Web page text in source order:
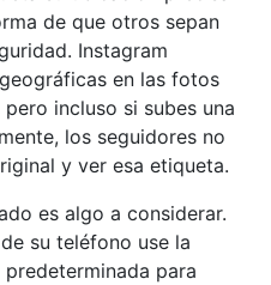
de que otros sepan
Instagram
en las fotos
incluso si subes una
los seguidores no
y ver esa etiqueta.
es algo a considerar.
su teléfono use la
para